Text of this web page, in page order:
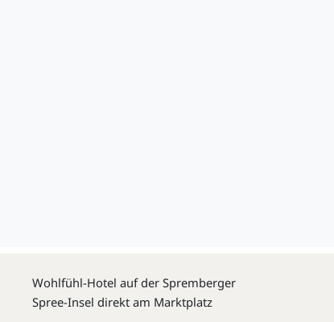
Wohlfühl-Hotel auf der Spremberger
Spree-Insel direkt am Marktplatz